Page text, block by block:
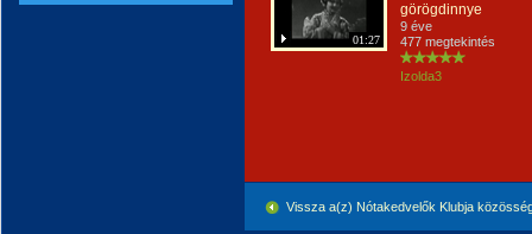
01:27
görögdinnye
9 éve
477 megtekintés
Izolda3
Vissza a(z) Nótakedvelők Klubja